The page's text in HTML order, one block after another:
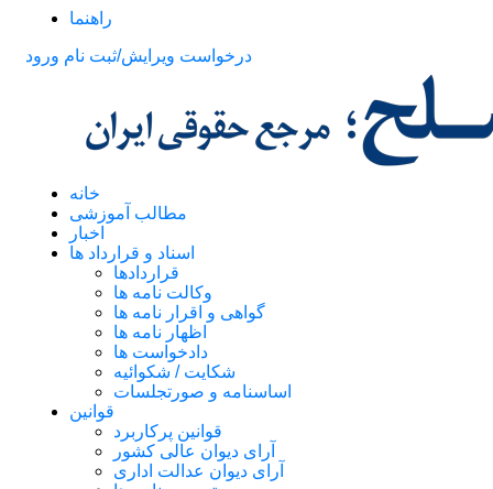
راهنما
درخواست ویرایش/ثبت نام ورود
خانه
مطالب آموزشی
اخبار
اسناد و قرارداد ها
قراردادها
وکالت نامه ها
گواهی و اقرار نامه ها
اظهار نامه ها
دادخواست ها
شکایت / شکوائیه
اساسنامه و صورتجلسات
قوانین
قوانین پرکاربرد
آرای دیوان عالی کشور
آرای دیوان عدالت اداری